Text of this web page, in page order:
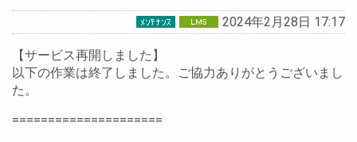
ス
2024年2月28日 17:17
【サービス再開しました】
以下の作業は終了しました。ご協力ありがとうございまし
た。
=====================